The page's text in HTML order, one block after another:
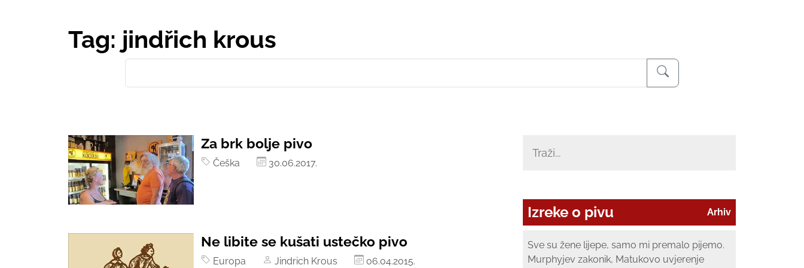
Tag: jindřich krous
Za brk bolje pivo
Češka 30.06.2017.
Ne libite se kušati ustečko pivo
Europa Jindrich Krous 06.04.2015.
Arhiv
Izreke o pivu
Sve su žene lijepe, samo mi premalo pijemo.
Murphyjev zakonik, Matukovo uvjerenje